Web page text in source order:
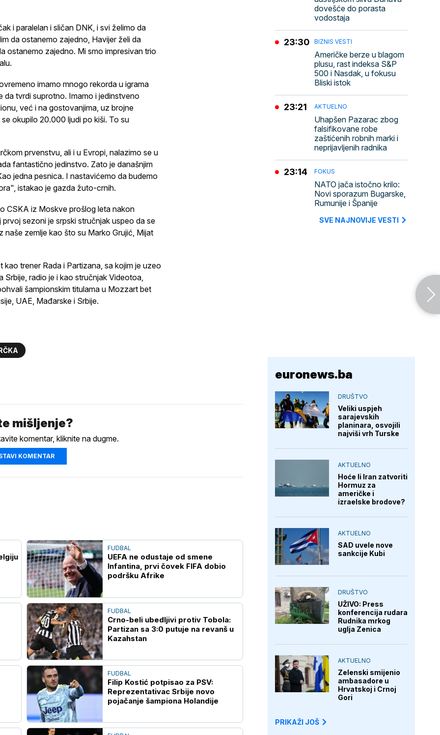
i paralelan i sličan DNK, i svi želimo da
da ostanemo zajedno, Havijer želi da
ostanemo zajedno. Mi smo impresivan trio
imamo mnogo rekorda u igrama
da tvrdi suprotno. Imamo i jedinstveno
već i na gostovanjima, uz brojne
se okupilo 20.000 ljudi po kiši. To su
prvenstvu, ali i u Evropi, nalazimo se u
fantastično jedinstvo. Zato je današnjim
jedna pesnica. I nastavićemo da budemo
istakao je gazda žuto-crnih.
CSKA iz Moskve prošlog leta nakon
sezoni je srpski stručnjak uspeo da se
naše zemlje kao što su Marko Grujić, Mijat
kao trener Rada i Partizana, sa kojim je uzeo
Srbije, radio je i kao stručnjak Videotoa,
šampionskim titulama u Mozzart bet
UAE, Mađarske i Srbije.
mišljenje?
komentar, kliknite na dugme.
KOMENTAR
FUDBAL
UEFA ne odustaje od smene
Infantina, prvi čovek FIFA dobio
podršku Afrike
FUDBAL
Crno-beli ubedljivi protiv Tobola:
Partizan sa 3:0 putuje na revanš u
Kazahstan
FUDBAL
Filip Kostić potpisao za PSV:
Reprezentativac Srbije novo
pojačanje šampiona Holandije
dovešće do porasta
vodostaja
BIZNIS VESTI
Američke berze u blagom
plusu, rast indeksa S&P
500 i Nasdak, u fokusu
Bliski istok
23:30
AKTUELNO
Uhapšen Pazarac zbog
falsifikovane robe
zaštićenih robnih marki i
neprijavljenih radnika
23:21
FOKUS
NATO jača istočno krilo:
Novi sporazum Bugarske,
Rumunije i Španije
23:14
SVE NAJNOVIJE VESTI
euronews.ba
DRUŠTVO
Veliki uspjeh
sarajevskih
planinara, osvojili
najviši vrh Turske
AKTUELNO
Hoće li Iran zatvoriti
Hormuz za
američke i
izraelske brodove?
AKTUELNO
SAD uvele nove
sankcije Kubi
DRUŠTVO
UŽIVO: Press
konferencija rudara
Rudnika mrkog
uglja Zenica
AKTUELNO
Zelenski smijenio
ambasadore u
Hrvatskoj i Crnoj
Gori
PRIKAŽI JOŠ